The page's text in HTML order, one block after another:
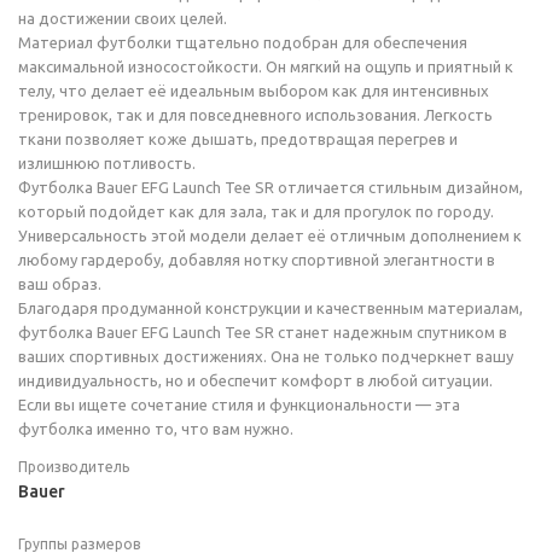
на достижении своих целей.
Материал футболки тщательно подобран для обеспечения
максимальной износостойкости. Он мягкий на ощупь и приятный к
телу, что делает её идеальным выбором как для интенсивных
тренировок, так и для повседневного использования. Легкость
ткани позволяет коже дышать, предотвращая перегрев и
излишнюю потливость.
Футболка Bauer EFG Launch Tee SR отличается стильным дизайном,
который подойдет как для зала, так и для прогулок по городу.
Универсальность этой модели делает её отличным дополнением к
любому гардеробу, добавляя нотку спортивной элегантности в
ваш образ.
Благодаря продуманной конструкции и качественным материалам,
футболка Bauer EFG Launch Tee SR станет надежным спутником в
ваших спортивных достижениях. Она не только подчеркнет вашу
индивидуальность, но и обеспечит комфорт в любой ситуации.
Если вы ищете сочетание стиля и функциональности — эта
футболка именно то, что вам нужно.
Производитель
Bauer
Группы размеров